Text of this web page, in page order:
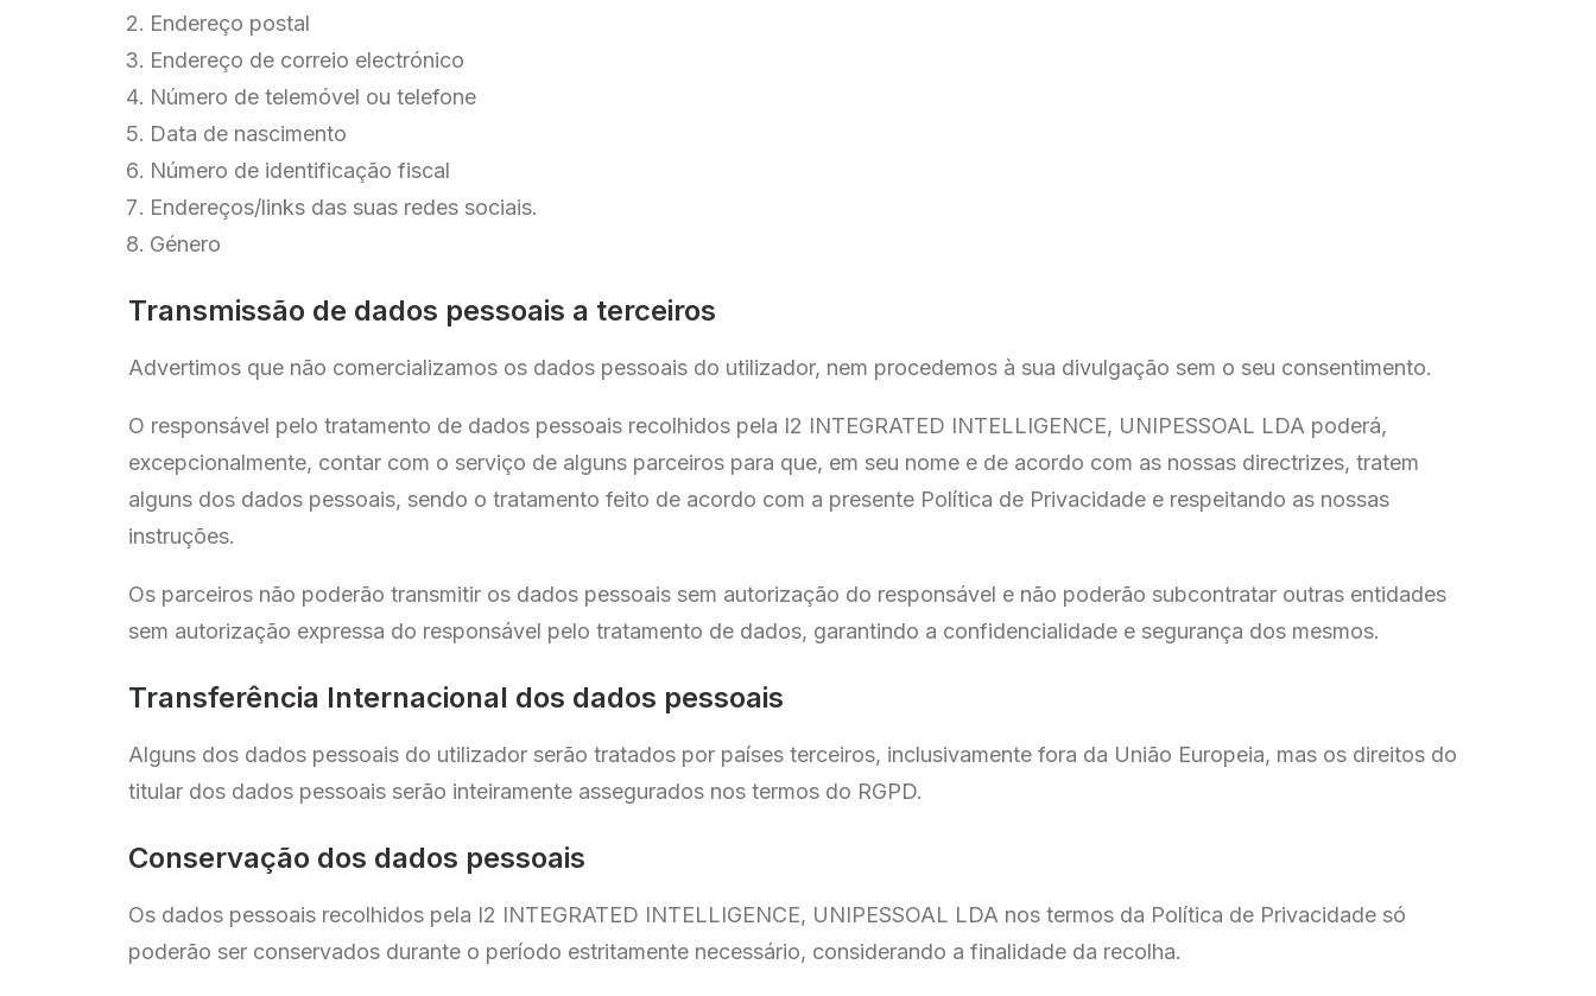
Endereço postal
Endereço de correio electrónico
Número de telemóvel ou telefone
Data de nascimento
Número de identificação fiscal
Endereços/links das suas redes sociais.
Género
Transmissão de dados pessoais a terceiros
Advertimos que não comercializamos os dados pessoais do utilizador, nem procedemos à sua divulgação sem o seu consentimento.
O responsável pelo tratamento de dados pessoais recolhidos pela I2 INTEGRATED INTELLIGENCE, UNIPESSOAL LDA poderá,
excepcionalmente, contar com o serviço de alguns parceiros para que, em seu nome e de acordo com as nossas directrizes, tratem
alguns dos dados pessoais, sendo o tratamento feito de acordo com a presente Política de Privacidade e respeitando as nossas
instruções.
Os parceiros não poderão transmitir os dados pessoais sem autorização do responsável e não poderão subcontratar outras entidades
sem autorização expressa do responsável pelo tratamento de dados, garantindo a confidencialidade e segurança dos mesmos.
Transferência Internacional dos dados pessoais
Alguns dos dados pessoais do utilizador serão tratados por países terceiros, inclusivamente fora da União Europeia, mas os direitos do
titular dos dados pessoais serão inteiramente assegurados nos termos do RGPD.
Conservação dos dados pessoais
Os dados pessoais recolhidos pela I2 INTEGRATED INTELLIGENCE, UNIPESSOAL LDA nos termos da Política de Privacidade só
poderão ser conservados durante o período estritamente necessário, considerando a finalidade da recolha.